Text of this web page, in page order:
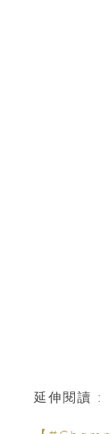
延伸閱讀 :